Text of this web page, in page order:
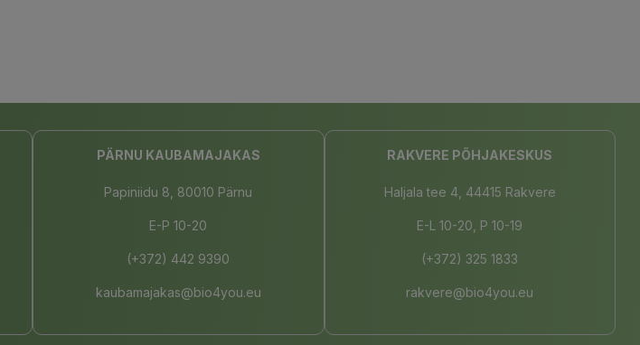
PÄRNU KAUBAMAJAKAS
Papiniidu 8, 80010 Pärnu
E-P 10-20
(+372) 442 9390
kaubamajakas@bio4you.eu
RAKVERE PÕHJAKESKUS
Haljala tee 4, 44415 Rakvere
E-L 10-20, P 10-19
(+372) 325 1833
rakvere@bio4you.eu